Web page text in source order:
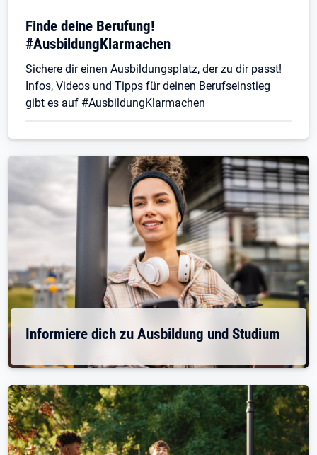
Finde deine Berufung!
#AusbildungKlarmachen
Sichere dir einen Ausbildungsplatz, der zu dir passt!
Infos, Videos und Tipps für deinen Berufseinstieg
gibt es auf #AusbildungKlarmachen
Informiere dich zu Ausbildung und Studium